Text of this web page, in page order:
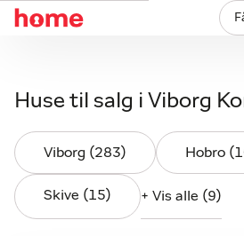
Huse til salg i Viborg
Viborg (283) Hobro
Skive (15) + Vis alle (9)